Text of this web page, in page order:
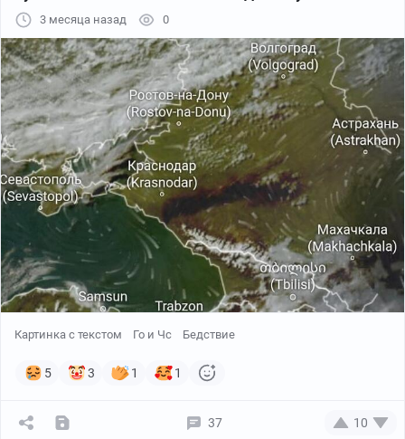
3 месяца назад 0
Картинка с текстом Го и Чс Бедствие
5 3 1 1
37 10